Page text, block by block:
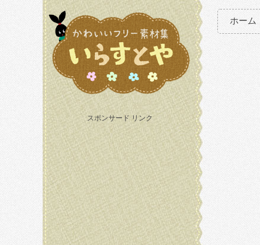
スポンサード リンク
ホーム